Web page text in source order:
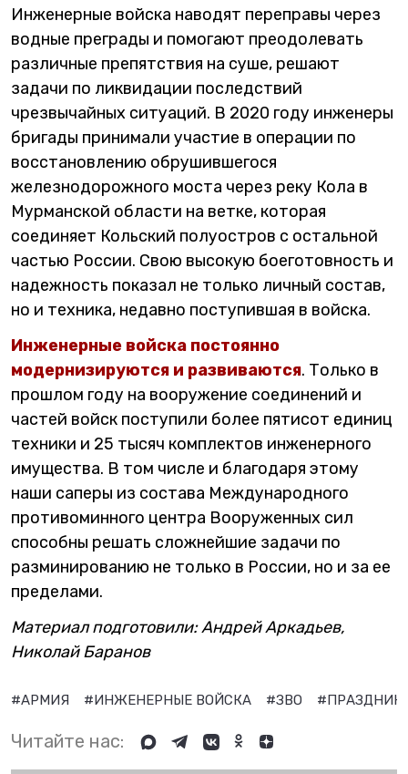
Инженерные войска наводят переправы через
водные преграды и помогают преодолевать
различные препятствия на суше, решают
задачи по ликвидации последствий
чрезвычайных ситуаций. В 2020 году инженеры
бригады принимали участие в операции по
восстановлению обрушившегося
железнодорожного моста через реку Кола в
Мурманской области на ветке, которая
соединяет Кольский полуостров с остальной
частью России. Свою высокую боеготовность и
надежность показал не только личный состав,
но и техника, недавно поступившая в войска.
Инженерные войска постоянно
модернизируются и развиваются. Только в
прошлом году на вооружение соединений и
частей войск поступили более пятисот единиц
техники и 25 тысяч комплектов инженерного
имущества. В том числе и благодаря этому
наши саперы из состава Международного
противоминного центра Вооруженных сил
способны решать сложнейшие задачи по
разминированию не только в России, но и за ее
пределами.
Материал подготовили: Андрей Аркадьев,
Николай Баранов
#АРМИЯ #ИНЖЕНЕРНЫЕ ВОЙСКА #ЗВО #ПРАЗДНИК
Читайте нас: